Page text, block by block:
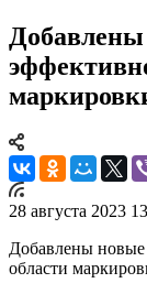
Добавлены
28 августа 2023
Добавлены
области